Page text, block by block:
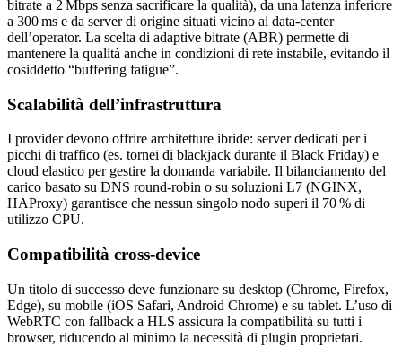
bitrate a 2 Mbps senza sacrificare la qualità), da una latenza inferiore
a 300 ms e da server di origine situati vicino ai data‑center
dell’operator. La scelta di adaptive bitrate (ABR) permette di
mantenere la qualità anche in condizioni di rete instabile, evitando il
cosiddetto “buffering fatigue”.
Scalabilità dell’infrastruttura
I provider devono offrire architetture ibride: server dedicati per i
picchi di traffico (es. tornei di blackjack durante il Black Friday) e
cloud elastico per gestire la domanda variabile. Il bilanciamento del
carico basato su DNS round‑robin o su soluzioni L7 (NGINX,
HAProxy) garantisce che nessun singolo nodo superi il 70 % di
utilizzo CPU.
Compatibilità cross‑device
Un titolo di successo deve funzionare su desktop (Chrome, Firefox,
Edge), su mobile (iOS Safari, Android Chrome) e su tablet. L’uso di
WebRTC con fallback a HLS assicura la compatibilità su tutti i
browser, riducendo al minimo la necessità di plugin proprietari.